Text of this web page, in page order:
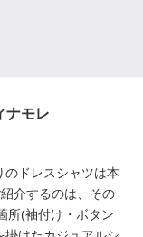
ナモレ
のドレスシャツは本
介するのは、その
所(袖付け・ボタン